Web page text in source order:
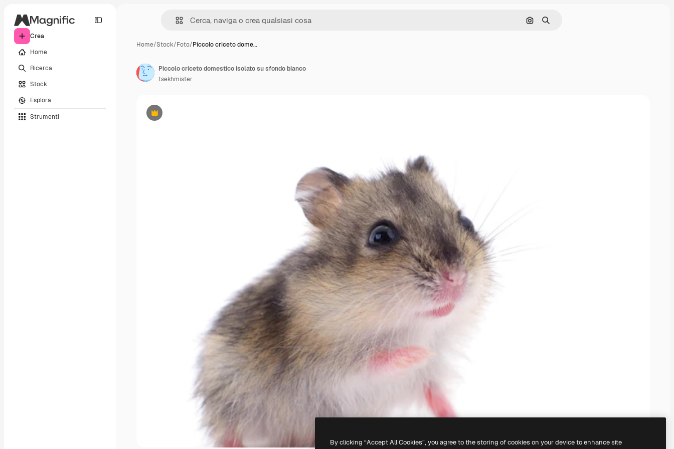
Crea
Home
Ricerca
Stock
Esplora
Strumenti
Cerca per immagine
Ricerca
Home/Stock/Foto/Piccolo criceto dome…
Premium
Piccolo criceto domestico isolato su sfondo bianco
tsekhmister
By clicking “Accept All Cookies”, you agree to the storing of cookies on your device to enhance site